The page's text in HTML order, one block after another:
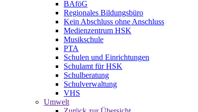
BAföG
Regionales Bildungsbüro
Kein Abschluss ohne Anschluss
Medienzentrum HSK
Musikschule
PTA
Schulen und Einrichtungen
Schulamt für HSK
Schulberatung
Schulverwaltung
VHS
Umwelt